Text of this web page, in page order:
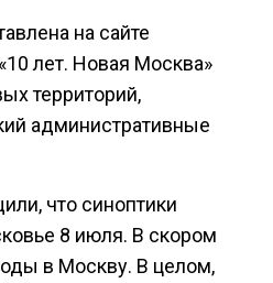
на сайте
лет. Новая Москва»
территорий,
административные
что синоптики
8 июля. В скором
в Москву. В целом,